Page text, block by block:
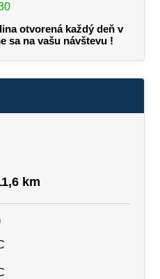
otvorená každý deň v
sa na vašu návštevu !
km